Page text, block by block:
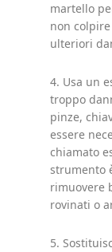
martello
non
ulteriori
4. Usa un
troppo
pinze,
essere
chiamato
strumento
rimuovere
rovinati o
5.